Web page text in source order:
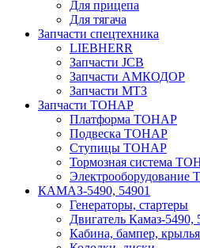
Для прицепа
Для тягача
Запчасти спецтехника
LIEBHERR
Запчасти JCB
Запчасти АМКОДОР
Запчасти МТЗ
Запчасти ТОНАР
Платформа ТОНАР
Подвеска ТОНАР
Ступицы ТОНАР
Тормозная система
КАМАЗ-5490, 54901
Генераторы, стартеры
Двигатель Камаз-5490,
Кабина, бампер, крылья